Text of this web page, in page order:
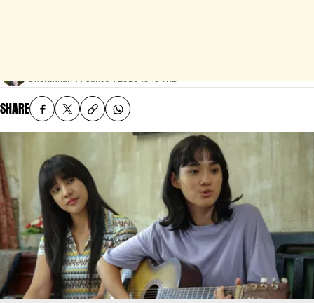
Diterbitkan 14 Januari 2026 15:13 WIB
SHARE